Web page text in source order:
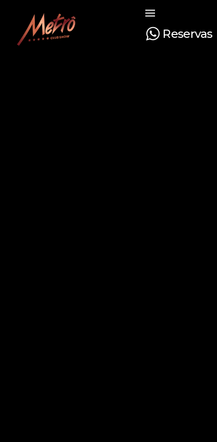
Reservas